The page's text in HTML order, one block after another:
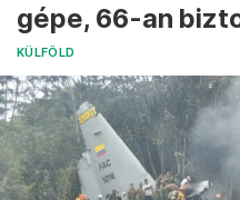
gépe, 66-an
KÜLFÖLD